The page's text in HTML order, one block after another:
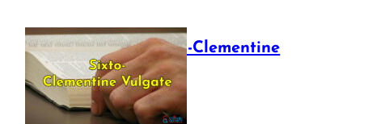
The Sixto-Clementine
Vulgate
July 12, 2025